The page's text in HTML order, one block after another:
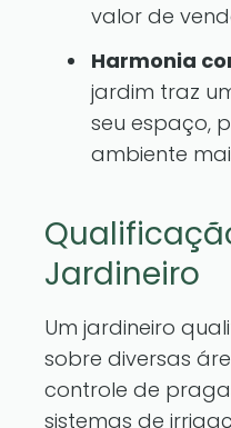
valor de
Harmonia
jardim traz
seu espaço,
ambiente
Jardineiro
Um jardineiro
sobre diversas
controle de
sistemas de